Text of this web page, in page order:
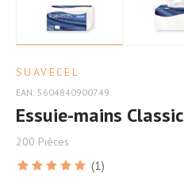
SUAVECEL
EAN: 5604840900749
Essuie-mains Classic
200 Pièces
(1)